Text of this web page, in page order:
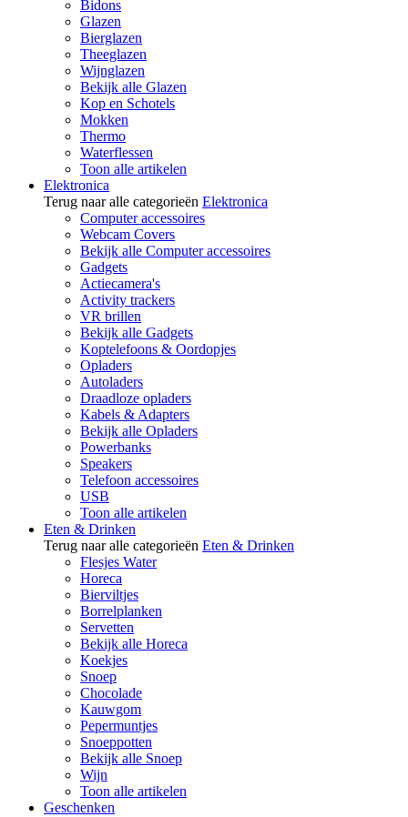
Bidons
Glazen
Bierglazen
Theeglazen
Wijnglazen
Bekijk alle Glazen
Kop en Schotels
Mokken
Thermo
Waterflessen
Toon alle artikelen
Elektronica
Terug naar alle categorieën Elektronica
Computer accessoires
Webcam Covers
Bekijk alle Computer accessoires
Gadgets
Actiecamera's
Activity trackers
VR brillen
Bekijk alle Gadgets
Koptelefoons & Oordopjes
Opladers
Autoladers
Draadloze opladers
Kabels & Adapters
Bekijk alle Opladers
Powerbanks
Speakers
Telefoon accessoires
USB
Toon alle artikelen
Eten & Drinken
Terug naar alle categorieën Eten & Drinken
Flesjes Water
Horeca
Bierviltjes
Borrelplanken
Servetten
Bekijk alle Horeca
Koekjes
Snoep
Chocolade
Kauwgom
Pepermuntjes
Snoeppotten
Bekijk alle Snoep
Wijn
Toon alle artikelen
Geschenken